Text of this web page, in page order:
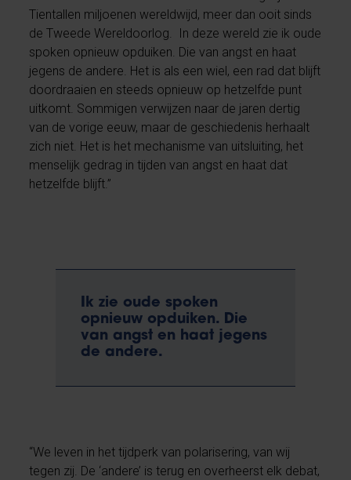
Tientallen miljoenen wereldwijd, meer dan ooit sinds
de Tweede Wereldoorlog. In deze wereld zie ik oude
spoken opnieuw opduiken. Die van angst en haat
jegens de andere. Het is als een wiel, een rad dat blijft
doordraaien en steeds opnieuw op hetzelfde punt
uitkomt. Sommigen verwijzen naar de jaren dertig
van de vorige eeuw, maar de geschiedenis herhaalt
zich niet. Het is het mechanisme van uitsluiting, het
menselijk gedrag in tijden van angst en haat dat
hetzelfde blijft.”
Ik zie oude spoken
opnieuw opduiken. Die
van angst en haat jegens
de andere.
“We leven in het tijdperk van polarisering, van wij
tegen zij. De ‘andere’ is terug en overheerst elk debat,